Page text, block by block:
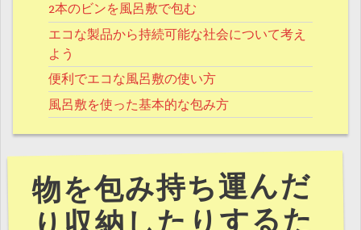
2本のビンを風呂敷で包む
エコな製品から持続可能な社会について考え
よう
便利でエコな風呂敷の使い方
風呂敷を使った基本的な包み方
物を包み持ち運んだ